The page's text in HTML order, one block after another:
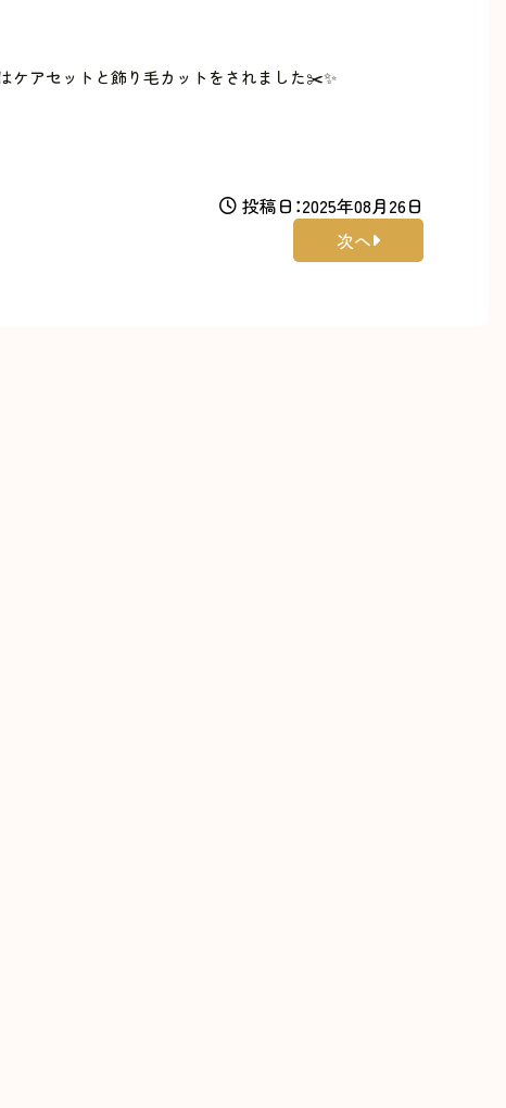
ケアセットと飾り毛カットをされました✂️✨
投稿日：2025年08月26日
次へ